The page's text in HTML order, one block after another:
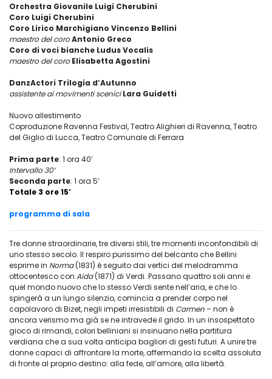
Orchestra Giovanile Luigi Cherubini
Coro Luigi Cherubini
Coro Lirico Marchigiano Vincenzo Bellini
maestro del coroAntonio Greco
Coro di voci bianche Ludus Vocalis
maestro del coro Elisabetta Agostini
DanzActori Trilogia d’Autunno
assistente ai movimenti sceniciLara Guidetti
Nuovo allestimento
Coproduzione Ravenna Festival, Teatro Alighieri di Ravenna, Teatro
del Giglio di Lucca, Teatro Comunale di Ferrara
Prima parte: 1 ora 40’
Intervallo 30’
Seconda parte: 1 ora 5’
Totale 3 ore 15’
programma di sala
Tre donne straordinarie, tre diversi stili, tre momenti inconfondibili di
uno stesso secolo. Il respiro purissimo del belcanto che Bellini
esprime in Norma(1831) è seguito dai vertici del melodramma
ottocentesco con Aida(1871) di Verdi. Passano quattro soli anni e
quel mondo nuovo che lo stesso Verdi sente nell’aria, e che lo
spingerà a un lungo silenzio, comincia a prender corpo nel
capolavoro di Bizet, negli impeti irresistibili di Carmen – non è
ancora verismo ma già se ne intravede il grido. In un insospettato
gioco di rimandi, colori belliniani si insinuano nella partitura
verdiana che a sua volta anticipa bagliori di gesti futuri. A unire tre
donne capaci di affrontare la morte, affermando la scelta assoluta
di fronte al proprio destino: alla fede, all’amore, alla libertà.